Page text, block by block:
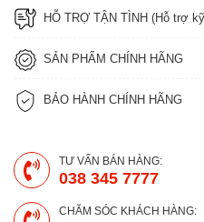
HỖ TRỢ TẬN TÌNH (Hỗ trợ
SẢN PHẨM CHÍNH HÃNG
BẢO HÀNH CHÍNH HÃNG
TƯ VẤN BÁN HÀNG:
038 345 7777
CHĂM SÓC KHÁCH HÀNG: